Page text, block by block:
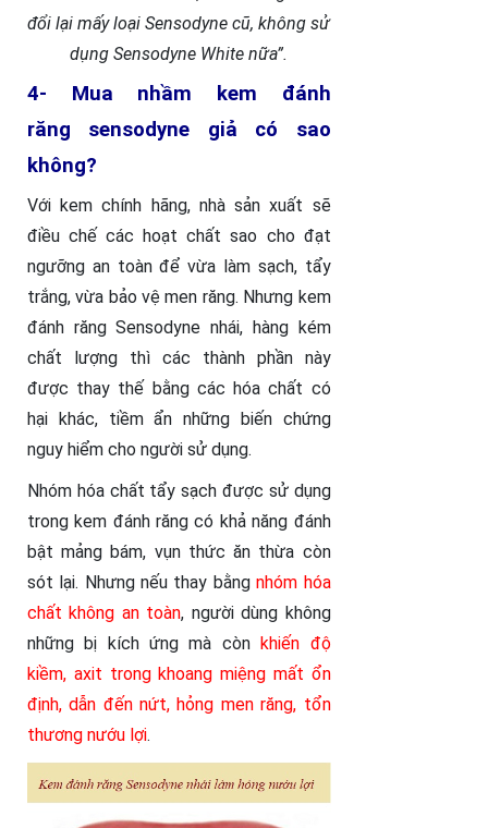
đổi lại mấy loại Sensodyne cũ, không sử
dụng Sensodyne White nữa”.
4- Mua nhầm kem đánh
răng sensodyne giả có sao
không?
Với kem chính hãng, nhà sản xuất sẽ
điều chế các hoạt chất sao cho đạt
ngưỡng an toàn để vừa làm sạch, tẩy
trắng, vừa bảo vệ men răng. Nhưng kem
đánh răng Sensodyne nhái, hàng kém
chất lượng thì các thành phần này
được thay thế bằng các hóa chất có
hại khác, tiềm ẩn những biến chứng
nguy hiểm cho người sử dụng.
Nhóm hóa chất tẩy sạch được sử dụng
trong kem đánh răng có khả năng đánh
bật mảng bám, vụn thức ăn thừa còn
sót lại. Nhưng nếu thay bằngnhóm hóa
chất không an toàn, người dùng không
những bị kích ứng mà cònkhiến độ
kiềm, axit trong khoang miệng mất ổn
định, dẫn đến nứt, hỏng men răng, tổn
thương nướu lợi.